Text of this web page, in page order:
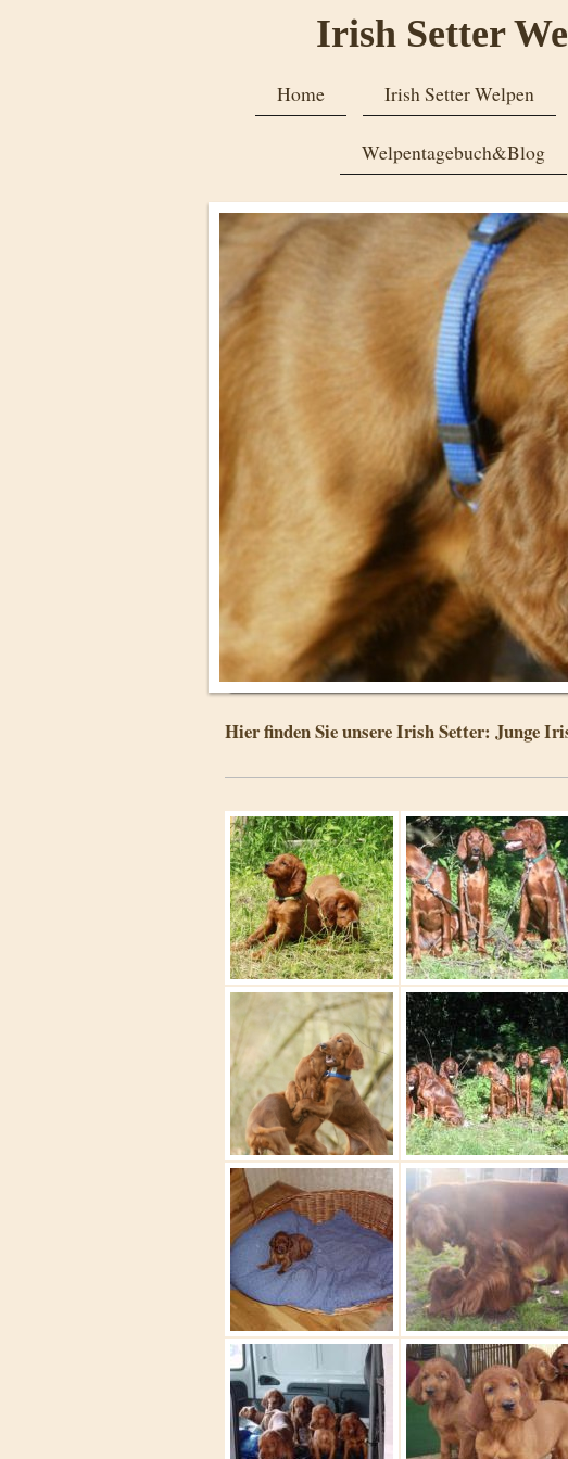
Irish Setter
Home Irish Setter Welpen
Welpentagebuch&Blog
Hier finden Sie unsere Irish Setter: Junge